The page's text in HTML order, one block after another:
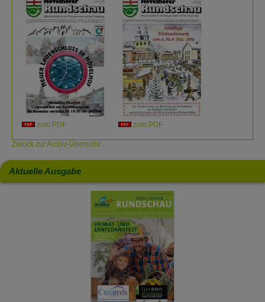
zum PDF zum PDF
Zurück zur Archiv-Übersicht
Aktuelle Ausgabe